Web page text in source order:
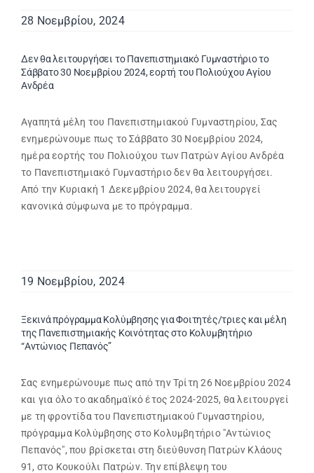
28 Νοεμβρίου, 2024
Δεν θα λειτουργήσει το Πανεπιστημιακό Γυμναστήριο το
Σάββατο 30 Νοεμβρίου 2024, εορτή του Πολιούχου Αγίου
Ανδρέα
Αγαπητά μέλη του Πανεπιστημιακού Γυμναστηρίου, Σας
ενημερώνουμε πως το Σάββατο 30 Νοεμβρίου 2024,
ημέρα εορτής του Πολιούχου των Πατρών Αγίου Ανδρέα
το Πανεπιστημιακό Γυμναστήριο δεν θα λειτουργήσει.
Από την Κυριακή 1 Δεκεμβρίου 2024, θα λειτουργεί
κανονικά σύμφωνα με το πρόγραμμα.
19 Νοεμβρίου, 2024
Ξεκινά πρόγραμμα Κολύμβησης για Φοιτητές/τριες και μέλη
της Πανεπιστημιακής Κοινότητας στο Κολυμβητήριο
“Αντώνιος Πεπανός”
Σας ενημερώνουμε πως από την Τρίτη 26 Νοεμβρίου 2024
και για όλο το ακαδημαϊκό έτος 2024-2025, θα λειτουργεί
με τη φροντίδα του Πανεπιστημιακού Γυμναστηρίου,
πρόγραμμα Κολύμβησης στο Κολυμβητήριο "Αντώνιος
Πεπανός", που βρίσκεται στη διεύθυνση Πατρών Κλάους
91, στο Κουκούλι Πατρών. Την επίβλεψη του